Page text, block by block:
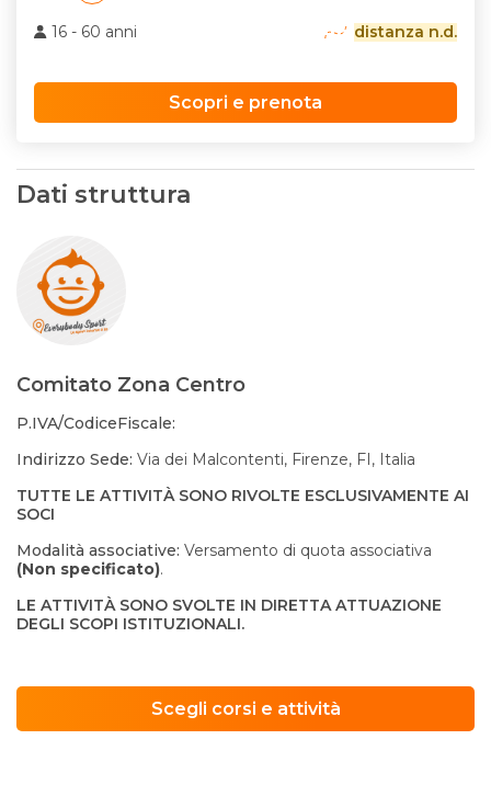
16 - 60 anni distanza n.d.
Scopri e prenota
Dati struttura
Comitato Zona Centro
P.IVA/CodiceFiscale:
Indirizzo Sede: Via dei Malcontenti, Firenze, FI, Italia
TUTTE LE ATTIVITÀ SONO RIVOLTE ESCLUSIVAMENTE AI
SOCI
Modalità associative: Versamento di quota associativa
(Non specificato).
LE ATTIVITÀ SONO SVOLTE IN DIRETTA ATTUAZIONE
DEGLI SCOPI ISTITUZIONALI.
Scegli corsi e attività